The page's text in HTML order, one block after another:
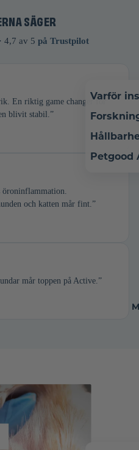
Varför
Petgood
SÄGER
4,7 av 5 på Trustpilot
En riktig game changer för
blivit stabil.”
och katten mår fint.”
mår toppen på Active.”